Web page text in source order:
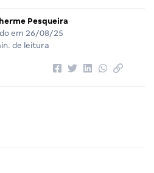
Pesqueira
em 26/08/25
de leitura